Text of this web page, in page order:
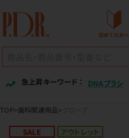
初めての方へ
急上昇キーワード ： DNAブラシ
TOP 歯科関連用品
SALE アウトレット